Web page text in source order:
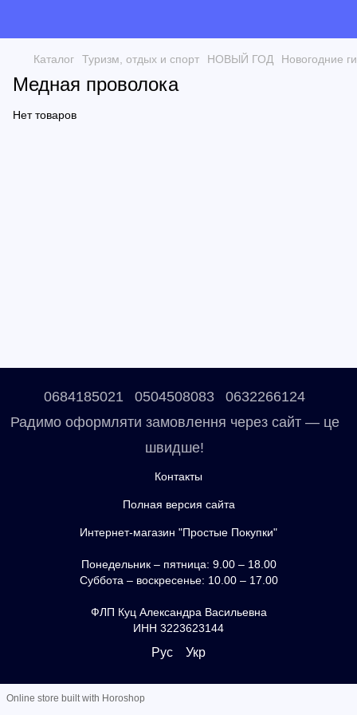
Каталог Туризм, отдых и спорт НОВЫЙ ГОД Новогодние
Медная проволока
Нет товаров
0684185021 0504508083
0632266124
Радимо оформляти замовлення через сайт — це
швидше!
Контакты
Полная версия сайта
Интернет-магазин "Простые Покупки"
Понедельник – пятница: 9.00 – 18.00
Суббота – воскресенье: 10.00 – 17.00
ФЛП Куц Александра Васильевна
ИНН 3223623144
Рус Укр
Online store built with Horoshop